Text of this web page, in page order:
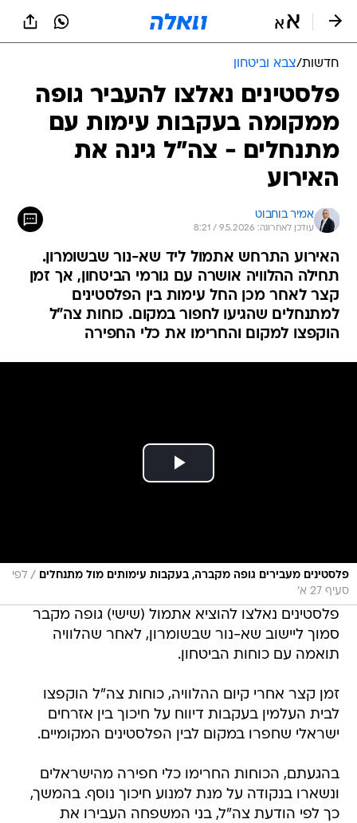
חדשות/צבא וביטחון
פלסטינים נאלצו להעביר גופה
ממקומה בעקבות עימות עם
מתנחלים - צה"ל גינה את
האירוע
אמיר בוחבוט
עודכן לאחרונה: 9.5.2026 / 8:21
האירוע התרחש אתמול ליד שא-נור שבשומרון.
תחילה ההלוויה אושרה עם גורמי הביטחון, אך זמן
קצר לאחר מכן החל עימות בין הפלסטינים
למתנחלים שהגיעו לחפור במקום. כוחות צה"ל
הוקפצו למקום והחרימו את כלי החפירה
פלסטינים מעבירים גופה מקברה, בעקבות עימותים מול מתנחלים / לפי
סעיף 27 א'
פלסטינים נאלצו להוציא אתמול (שישי) גופה מקבר
סמוך ליישוב שא-נור שבשומרון, לאחר שהלוויה
תואמה עם כוחות הביטחון.
זמן קצר אחרי קיום ההלוויה, כוחות צה"ל הוקפצו
לבית העלמין בעקבות דיווח על חיכוך בין אזרחים
ישראלי שחפרו במקום לבין הפלסטינים המקומיים.
בהגעתם, הכוחות החרימו כלי חפירה מהישראלים
ונשארו בנקודה על מנת למנוע חיכוך נוסף. בהמשך,
כך לפי הודעת צה"ל, בני המשפחה העבירו את